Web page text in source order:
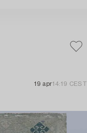
19 apr14:19 CEST